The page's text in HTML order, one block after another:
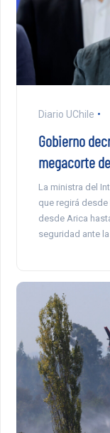
Diario UChile
Gobierno
megacorte
La ministra del
que regirá
desde Arica
seguridad ante